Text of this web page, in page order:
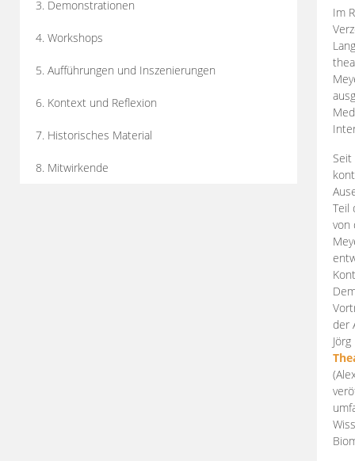
3. Demonstrationen
4. Workshops
5. Aufführungen und Inszenierungen
6. Kontext und Reflexion
7. Historisches Material
8. Mitwirkende
Im
Teil
von
der